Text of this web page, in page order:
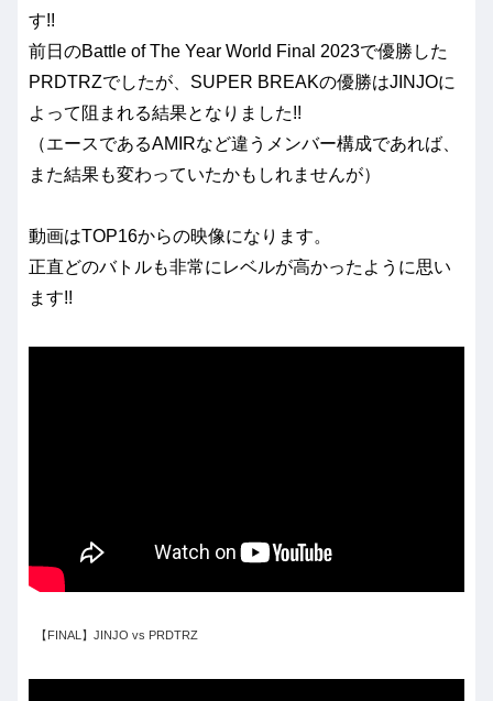
す!!
前日のBattle of The Year World Final 2023で優勝した
PRDTRZでしたが、SUPER BREAKの優勝はJINJOに
よって阻まれる結果となりました!!
（エースであるAMIRなど違うメンバー構成であれば、
また結果も変わっていたかもしれませんが）
動画はTOP16からの映像になります。
正直どのバトルも非常にレベルが高かったように思い
ます!!
【FINAL】JINJO vs PRDTRZ